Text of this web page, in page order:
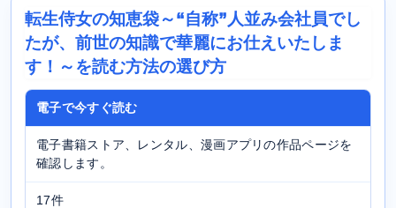
転生侍女の知恵袋～“自称”人並み会社員でし
たが、前世の知識で華麗にお仕えいたしま
す！～を読む方法の選び方
電子で今すぐ読む
電子書籍ストア、レンタル、漫画アプリの作品ページを
確認します。
17件